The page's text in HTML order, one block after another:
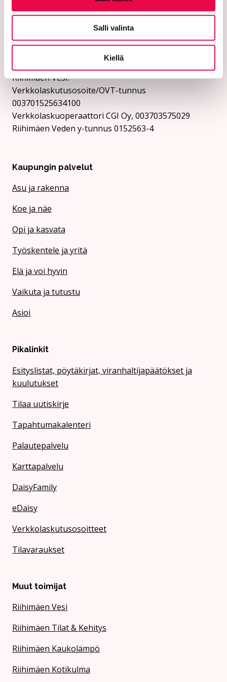
Salli valinta
Kiellä
Verkkolaskutusosoite/OVT-tunnus
Verkkolaskuoperaattori CGI Oy, 003703575029
Kaupungin y-tunnus 0152563-4
Rii­hi­mäen Vesi:
Verkkolaskutusosoite/OVT-tunnus
003701525634100
Verkkolaskuoperaattori CGI Oy, 003703575029
Riihimäen Veden y-tunnus 0152563-4
Kaupungin palvelut
Asu ja rakenna
Koe ja näe
Opi ja kasvata
Työskentele ja yritä
Elä ja voi hyvin
Vaikuta ja tutustu
Asioi
Pikalinkit
Esityslistat, pöytäkirjat, viranhaltijapäätökset ja
kuulutukset
Tilaa uutiskirje
Tapahtumakalenteri
Palautepalvelu
Karttapalvelu
DaisyFamily
eDaisy
Verkkolaskutusosoitteet
Tilavaraukset
Muut toimijat
Riihimäen Vesi
Riihimäen Tilat & Kehitys
Riihimäen Kaukolämpö
Riihimäen Kotikulma